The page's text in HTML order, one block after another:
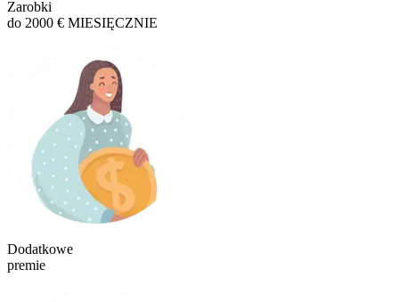
Zarobki
do 2000 € MIESIĘCZNIE
Dodatkowe
premie